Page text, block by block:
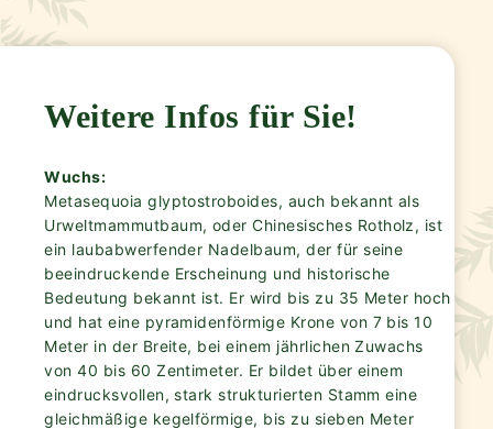
Weitere Infos für Sie!
Wuchs:
Metasequoia glyptostroboides, auch bekannt als
Urweltmammutbaum, oder Chinesisches Rotholz, ist
ein laubabwerfender Nadelbaum, der für seine
beeindruckende Erscheinung und historische
Bedeutung bekannt ist. Er wird bis zu 35 Meter hoch
und hat eine pyramidenförmige Krone von 7 bis 10
Meter in der Breite, bei einem jährlichen Zuwachs
von 40 bis 60 Zentimeter. Er bildet über einem
eindrucksvollen, stark strukturierten Stamm eine
gleichmäßige kegelförmige, bis zu sieben Meter